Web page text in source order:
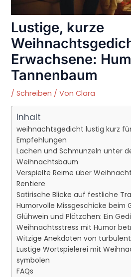
Lustige, kurze
Erwachsene:
Tannenbaum
/Schreiben / VonClara
Inhalt
weihnachtsgedicht lustig kurz
Empfehlungen
Lachen und Schmunzeln unter
Weihnachtsbaum
Verspielte Reime über
Rentiere
Satirische Blicke auf festliche
Humorvolle Missgeschicke beim
Glühwein und Plätzchen: Ein
Weihnachtsstress mit Humor
Witzige Anekdoten von
Lustige Wortspielerei mit
symbolen
FAQs